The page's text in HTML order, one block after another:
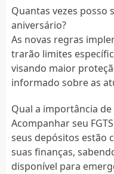
Quantas vezes posso
aniversário?
As novas regras
trarão limites
visando maior
informado sobre as
Qual a importância de
Acompanhar seu
seus depósitos estão
suas finanças,
disponível para